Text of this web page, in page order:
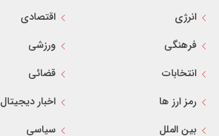
انرژی
اقتصادی
فرهنگی
ورزشی
انتخابات
قضائی
رمز ارز ها
اخبار دیجیتال
بین الملل
سیاسی